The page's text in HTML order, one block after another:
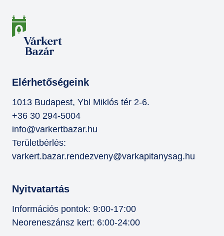
Elérhetőségeink
1013 Budapest, Ybl Miklós tér 2-6.
+36 30 294-5004
info@varkertbazar.hu
Területbérlés:
varkert.bazar.rendezveny@varkapitanysag.hu
Nyitvatartás
Információs pontok: 9:00-17:00
Neoreneszánsz kert: 6:00-24:00